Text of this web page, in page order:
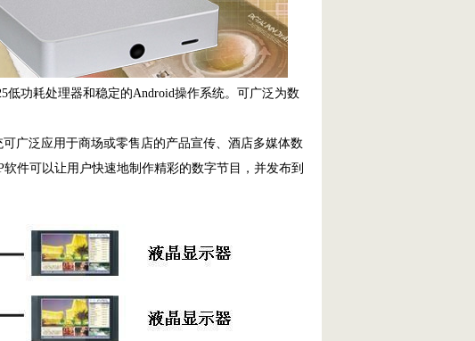
低功耗处理器和稳定的Android操作系统。可广泛为数
广泛应用于商场或零售店的产品宣传、酒店多媒体数
件可以让用户快速地制作精彩的数字节目，并发布到